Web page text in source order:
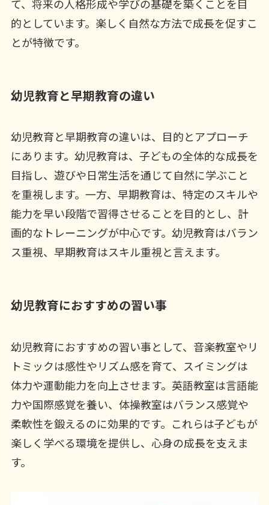
て、将来の人格形成や学びの基礎を築くことを目
的としています。楽しく自然な方法で成長を促すこ
とが特徴です。
幼児教育と早期教育の違い
幼児教育と早期教育の違いは、目的とアプローチ
にあります。幼児教育は、子どもの全体的な成長を
目指し、遊びや日常生活を通じて自然に学ぶこと
を重視します。一方、早期教育は、特定のスキルや
能力を早い段階で習得させることを目的とし、計
画的なトレーニングが中心です。幼児教育はバラン
ス重視、早期教育はスキル重視と言えます。
幼児教育におすすめの習い事
幼児教育におすすめの習い事として、音楽教室やリ
トミックは感性やリズム感を育て、スイミングは
体力や運動能力を向上させます。英語教室は言語能
力や国際感覚を養い、体操教室はバランス感覚や
柔軟性を鍛えるのに効果的です。これらは子どもが
楽しく学べる環境を提供し、心身の成長を支えま
す。